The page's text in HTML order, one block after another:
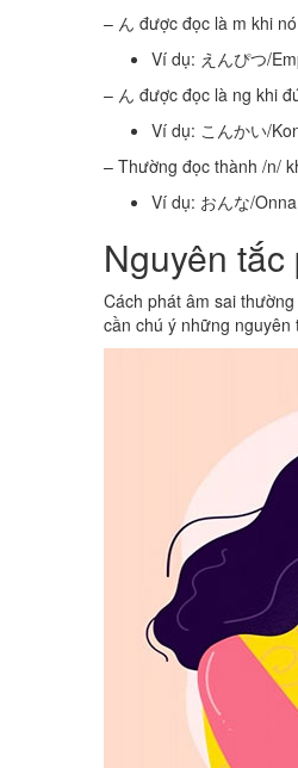
– ん được đọc là m khi
Ví dụ: えんぴつ/
– ん được đọc là ng khi
Ví dụ: こんかい/
– Thường đọc thành /n/
Ví dụ: おんな/
Nguyên
Cách phát âm sai
cần chú ý những nguyên